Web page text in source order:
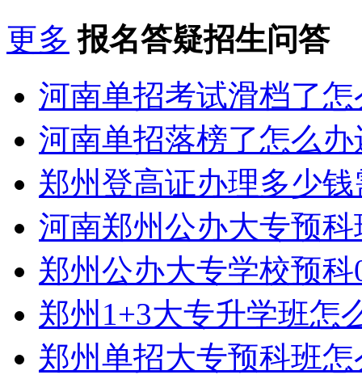
更多 报名答疑招生问答
河南单招考试滑档了
河南单招落榜了怎么
郑州登高证办理多少
河南郑州公办大专预
郑州公办大专学校预
郑州1+3大专升学班怎
郑州单招大专预科班